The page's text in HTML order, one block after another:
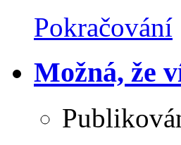
Pokračování
Možná, že